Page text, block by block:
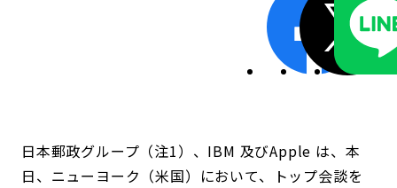
日本郵政グループ（注1）、IBM 及びApple は、本
日、ニューヨーク（米国）において、トップ会談を